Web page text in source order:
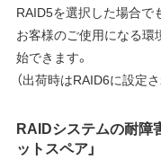
RAID5を選択した場合で
お客様のご使用になる環
始できます。
（出荷時はRAID6に設定
RAIDシステムの耐障
ットスペア」